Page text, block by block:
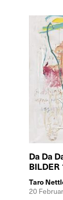
Da Da
Taro
20